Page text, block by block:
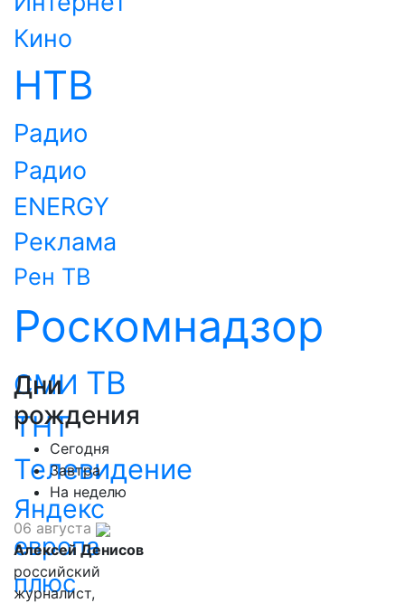
Кино
НТВ
Радио
Радио
ENERGY
Реклама
Рен ТВ
Роскомнадзор
СМИ ТВ
ТНТ
Телевидение
Яндекс
европа
плюс
Дни
рождения
Сегодня
Завтра
На неделю
06 августа
Алексей Денисов
российский
журналист,